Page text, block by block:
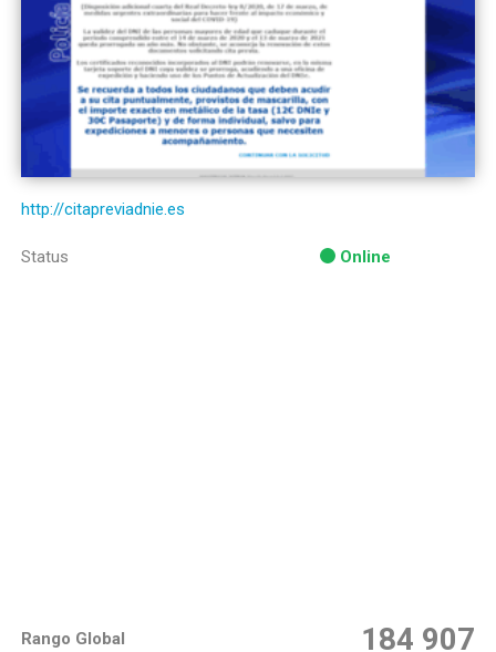
http://citapreviadnie.es
Status Online
Rango Global 184 907